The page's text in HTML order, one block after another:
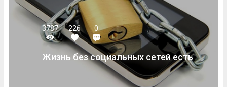
3787 226 0
Жизнь без социальных сетей есть